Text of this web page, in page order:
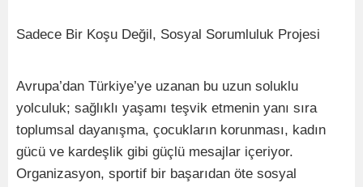
Sadece Bir Koşu Değil, Sosyal Sorumluluk Projesi
Avrupa’dan Türkiye’ye uzanan bu uzun soluklu
yolculuk; sağlıklı yaşamı teşvik etmenin yanı sıra
toplumsal dayanışma, çocukların korunması, kadın
gücü ve kardeşlik gibi güçlü mesajlar içeriyor.
Organizasyon, sportif bir başarıdan öte sosyal